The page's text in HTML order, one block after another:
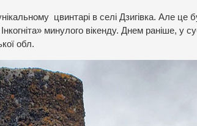
цвинтарі в селі Дзигівка. Але це
минулого вікенду. Днем раніше, у
обл.